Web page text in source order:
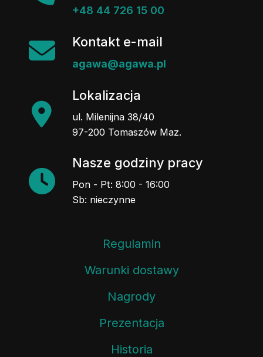
+48 44 726 15 00
Kontakt e-mail
agawa@agawa.pl
Lokalizacja
ul. Milenijna 38/40
97-200 Tomaszów Maz.
Nasze godziny pracy
Pon - Pt: 8:00 - 16:00
Sb: nieczynne
Regulamin
Warunki dostawy
Nagrody
Prezentacja
Historia